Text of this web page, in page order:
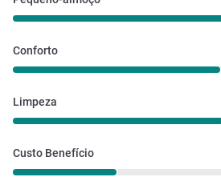
Conforto
Limpeza
Custo Benefício